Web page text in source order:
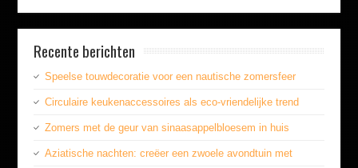
Recente berichten
Speelse touwdecoratie voor een nautische zomersfeer
Circulaire keukenaccessoires als eco-vriendelijke trend
Zomers met de geur van sinaasappelbloesem in huis
Aziatische nachten: creëer een zwoele avondtuin met